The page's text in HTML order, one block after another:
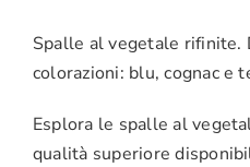
Spalle al vegetale rifinite.
colorazioni: blu, cognac e
Esplora le spalle al
qualità superiore